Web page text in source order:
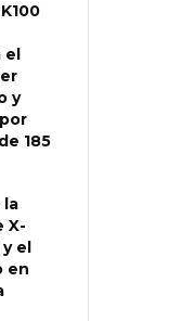
el
y
185
la
X-
y el
en